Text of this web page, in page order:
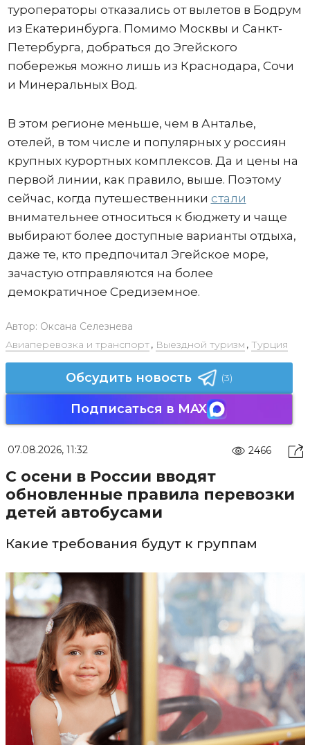
туроператоры отказались от вылетов в Бодрум
из Екатеринбурга. Помимо Москвы и Санкт-
Петербурга, добраться до Эгейского
побережья можно лишь из Краснодара, Сочи
и Минеральных Вод.
В этом регионе меньше, чем в Анталье,
отелей, в том числе и популярных у россиян
крупных курортных комплексов. Да и цены на
первой линии, как правило, выше. Поэтому
сейчас, когда путешественники стали
внимательнее относиться к бюджету и чаще
выбирают более доступные варианты отдыха,
даже те, кто предпочитал Эгейское море,
зачастую отправляются на более
демократичное Средиземное.
Автор: Оксана Селезнева
Авиаперевозка и транспорт, Выездной туризм , Турция
Обсудить новость (3)
Подписаться в MAX
07.08.2026, 11:32 2466
С осени в России вводят
обновленные правила перевозки
детей автобусами
Какие требования будут к группам